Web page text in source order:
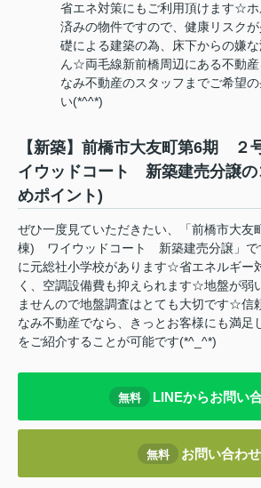
省エネ対策にもご利用頂けます☆
済みの物件ですので、健康リスク
礎による建築の為、床下からの嫌
ん☆両毛線新前橋周辺にある不動
なみ不動産のスタッフまでご希望
い(*^^*)
【新築】前橋市大友町第6期
イウッドコート 新築建売分譲の
めポイント)
ぜひ一度見ていただきたい、「前橋市大
棟) ワイウッドコート 新築建売分譲」
に元総社小学校があります☆省エネルギー
く、空調設備費も抑えられます☆地盤が弱
ませんので地盤調査はとても大切です☆信
なみ不動産でなら、きっとお客様にも満足
をご紹介することが可能です(*^_^*)
無料 LINEからお問い
無料 お問い合わせ